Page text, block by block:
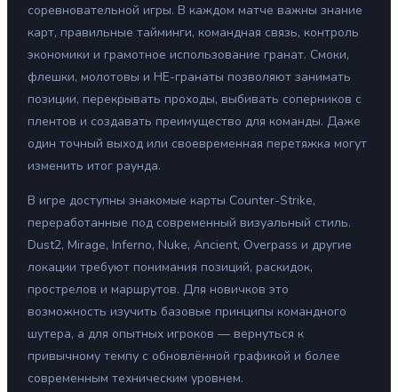
соревновательной игры. В каждом матче важны знание
карт, правильные тайминги, командная связь, контроль
экономики и грамотное использование гранат. Смоки,
флешки, молотовы и HE-гранаты позволяют занимать
позиции, перекрывать проходы, выбивать соперников с
плентов и создавать преимущество для команды. Даже
один точный выход или своевременная перетяжка могут
изменить итог раунда.
В игре доступны знакомые карты Counter-Strike,
переработанные под современный визуальный стиль.
Dust2, Mirage, Inferno, Nuke, Ancient, Overpass и другие
локации требуют понимания позиций, раскидок,
прострелов и маршрутов. Для новичков это
возможность изучить базовые принципы командного
шутера, а для опытных игроков — вернуться к
привычному темпу с обновлённой графикой и более
современным техническим уровнем.